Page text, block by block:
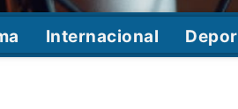
Internacional